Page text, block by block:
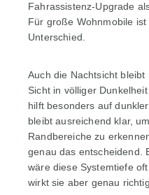
Fahrassistenz-Upgrade
Für große Wohnmobile
Unterschied.
Auch die Nachtsicht
Sicht in völliger
hilft besonders auf
bleibt ausreichend klar,
Randbereiche zu
genau das entscheidend.
wäre diese Systemtiefe
wirkt sie aber genau richtig.